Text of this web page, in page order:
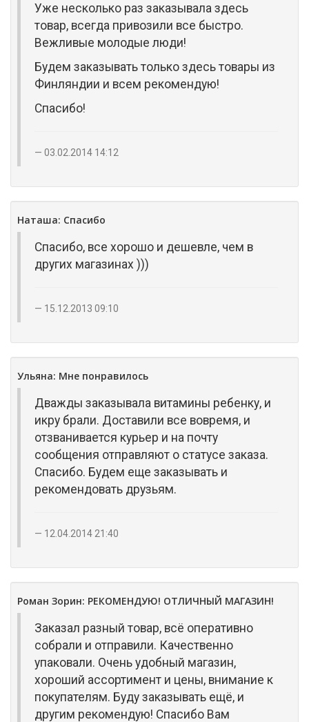
Уже несколько раз заказывала здесь
товар, всегда привозили все быстро.
Вежливые молодые люди!
Будем заказывать только здесь товары из
Финляндии и всем рекомендую!
Спасибо!
03.02.2014 14:12
Наташа: Спасибо
Спасибо, все хорошо и дешевле, чем в
других магазинах )))
15.12.2013 09:10
Ульяна: Мне понравилось
Дважды заказывала витамины ребенку, и
икру брали. Доставили все вовремя, и
отзванивается курьер и на почту
сообщения отправляют о статусе заказа.
Спасибо. Будем еще заказывать и
рекомендовать друзьям.
12.04.2014 21:40
Роман Зорин: РЕКОМЕНДУЮ! ОТЛИЧНЫЙ МАГАЗИН!
Заказал разный товар, всё оперативно
собрали и отправили. Качественно
упаковали. Очень удобный магазин,
хороший ассортимент и цены, внимание к
покупателям. Буду заказывать ещё, и
другим рекомендую! Спасибо Вам